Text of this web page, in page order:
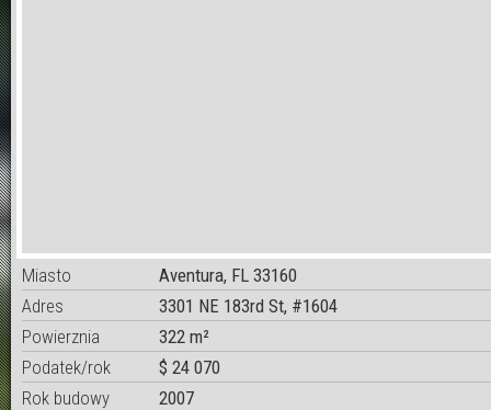
Miasto
Aventura, FL 33160
Adres
3301 NE 183rd St, #1604
Powierznia
322 m²
Podatek/rok
$ 24 070
Rok budowy
2007